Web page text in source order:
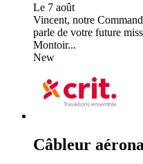
Le 7 août
Vincent, notre
parle de votre future
Montoir...
New
Câbleur